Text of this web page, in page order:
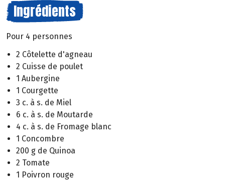
Ingrédients
Pour 4 personnes
2 Côtelette d'agneau
2 Cuisse de poulet
1 Aubergine
1 Courgette
3 c. à s. de Miel
6 c. à s. de Moutarde
4 c. à s. de Fromage blanc
1 Concombre
200 g de Quinoa
2 Tomate
1 Poivron rouge